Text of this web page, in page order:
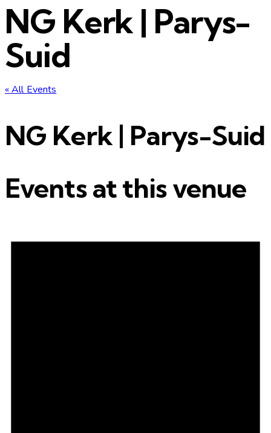
NG Kerk | Parys-
Suid
« All Events
NG Kerk | Parys-Suid
Events at this venue